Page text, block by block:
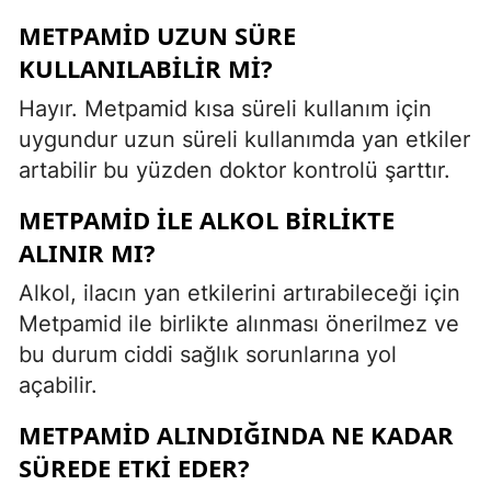
METPAMID UZUN SÜRE
KULLANILABILIR MI?
Hayır. Metpamid kısa süreli kullanım için
uygundur uzun süreli kullanımda yan etkiler
artabilir bu yüzden doktor kontrolü şarttır.
METPAMID ILE ALKOL BIRLIKTE
ALINIR MI?
Alkol, ilacın yan etkilerini artırabileceği için
Metpamid ile birlikte alınması önerilmez ve
bu durum ciddi sağlık sorunlarına yol
açabilir.
METPAMID ALINDIĞINDA NE KADAR
SÜREDE ETKI EDER?